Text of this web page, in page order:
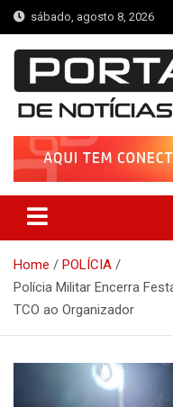
Skip
to
content
sábado, agosto 8, 2026
Portal de
Notícias de Simplício
Home
POLÍCIA
Polícia Militar Encerra
TCO ao Organizador